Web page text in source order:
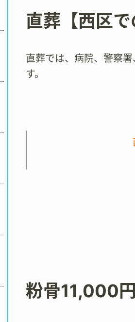
直葬【西区で
直葬では、病院、警察
す。
粉骨11,000